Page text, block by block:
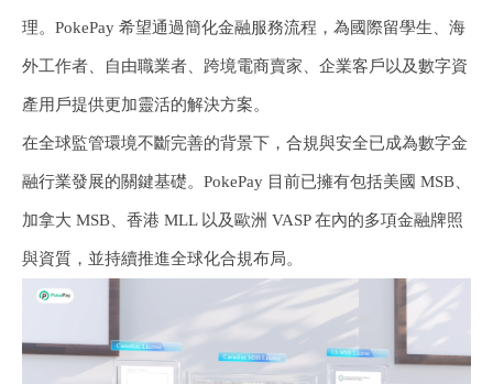
理。PokePay 希望通過簡化金融服務流程，為國際留學生、海
外工作者、自由職業者、跨境電商賣家、企業客戶以及數字資
產用戶提供更加靈活的解決方案。
在全球監管環境不斷完善的背景下，合規與安全已成為數字金
融行業發展的關鍵基礎。PokePay 目前已擁有包括美國 MSB、
加拿大 MSB、香港 MLL 以及歐洲 VASP 在內的多項金融牌照
與資質，並持續推進全球化合規布局。